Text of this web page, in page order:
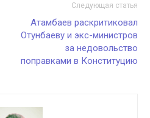
Следующая статья
Атамбаев раскритиковал
Отунбаеву и экс-министров
за недовольство
поправками в Конституцию